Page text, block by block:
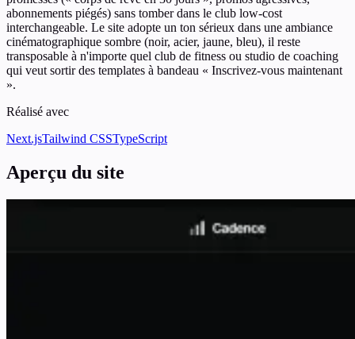
abonnements piégés) sans tomber dans le club low-cost
interchangeable. Le site adopte un ton sérieux dans une ambiance
cinématographique sombre (noir, acier, jaune, bleu), il reste
transposable à n'importe quel club de fitness ou studio de coaching
qui veut sortir des templates à bandeau « Inscrivez-vous maintenant
».
Réalisé avec
Next.jsTailwind CSSTypeScript
Aperçu du site